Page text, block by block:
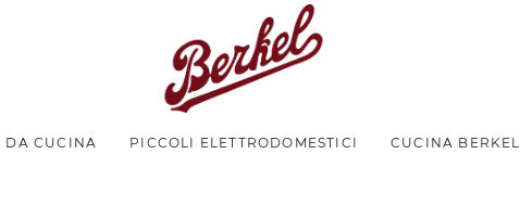
DA CUCINA PICCOLI ELETTRODOMESTICI CUCINA BERKEL